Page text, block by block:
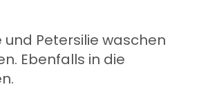
und Petersilie waschen
Ebenfalls in die